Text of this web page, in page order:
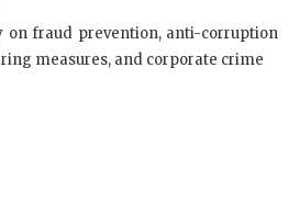
on fraud prevention, anti-corruption
measures, and corporate crime